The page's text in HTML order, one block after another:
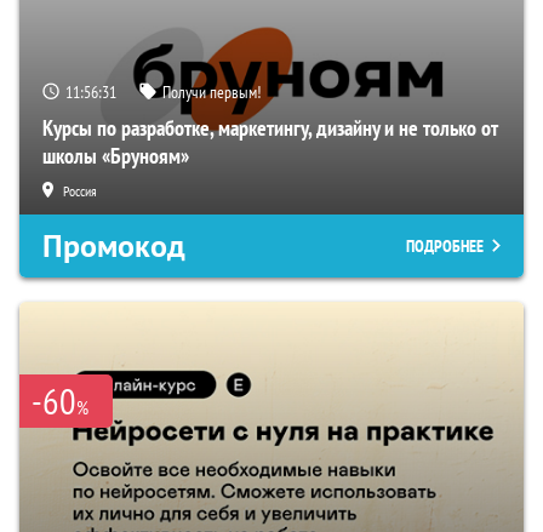
11:56:30 Получи первым!
Курсы по разработке, маркетингу, дизайну и не только от
школы «Бруноям»
Россия
Промокод ПОДРОБНЕЕ
-60%